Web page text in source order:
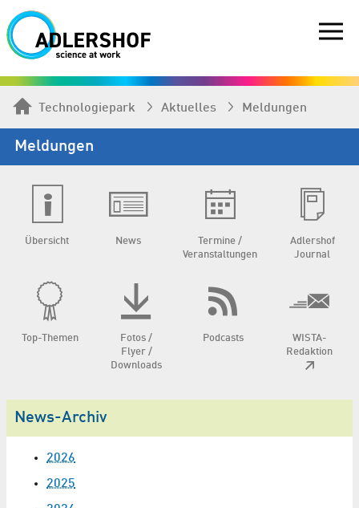
Technologiepark Aktuelles Meldungen
Meldungen
Übersicht News
Termine /
Veranstaltungen
Adlershof
Journal
Top-Themen
Fotos /
Flyer /
Downloads
Podcasts
WISTA-
Redaktion
News-Archiv
2026
2025